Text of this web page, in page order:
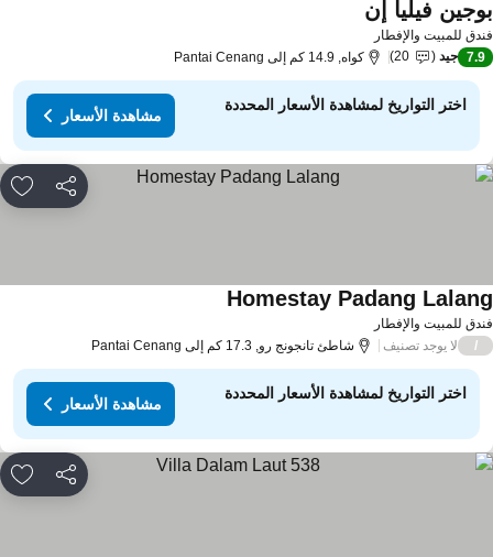
للمبيت والإفطار
فيليا إن
7.9 جيد 20 كواه, 14.9 كم إلى Pantai Cenang
اختر التواريخ لمشاهدة الأسعار المحددة
مشاهدة الأسعار
مشاركة
للمبيت والإفطار
Homestay Padang
لا يوجد تصنيف شاطئ تانجونج رو, 17.3 كم إلى Pantai Cenang
اختر التواريخ لمشاهدة الأسعار المحددة
مشاهدة الأسعار
مشاركة